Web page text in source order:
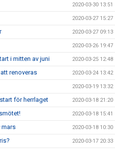
2020-03-30 13:51
2020-03-27 15:27
2020-03-27 09:13
2020-03-26 19:47
i mitten av juni 2020-03-25 12:48
renoveras 2020-03-24 13:42
2020-03-19 13:32
för herrlaget 2020-03-18 21:20
2020-03-18 15:41
mars 2020-03-18 10:30
2020-03-17 20:33